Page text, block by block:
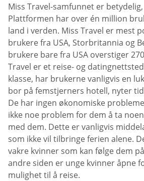
Miss Travel-samfunnet er
Plattformen har over én million
land i verden. Miss Travel er mest
brukere fra USA, Storbritannia og
brukere bare fra USA overstiger
Travel er et reise- og
klasse, har brukerne vanligvis en
bor på femstjerners hotell, nyter
De har ingen økonomiske
ikke noe problem for dem å ta
med dem. Dette er vanligvis
som ikke vil tilbringe ferien alene.
vakre kvinner som kan følge dem
andre siden er unge kvinner åpne
mulighet til å reise.